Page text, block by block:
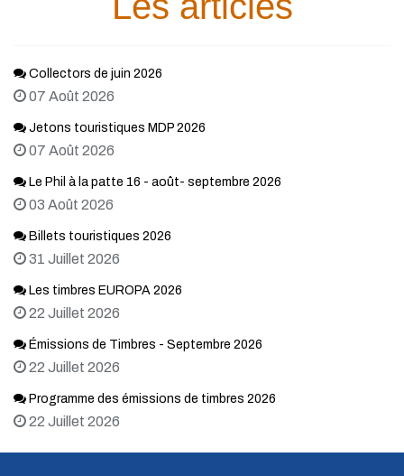
Collectors de juin 2026
07 Août 2026
Jetons touristiques MDP 2026
07 Août 2026
Le Phil à la patte 16 - août- septembre 2026
03 Août 2026
Billets touristiques 2026
31 Juillet 2026
Les timbres EUROPA 2026
22 Juillet 2026
Émissions de Timbres - Septembre 2026
22 Juillet 2026
Programme des émissions de timbres 2026
22 Juillet 2026